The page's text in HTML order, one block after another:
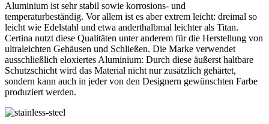
Aluminium ist sehr stabil sowie korrosions- und
temperaturbeständig. Vor allem ist es aber extrem leicht: dreimal so
leicht wie Edelstahl und etwa anderthalbmal leichter als Titan.
Certina nutzt diese Qualitäten unter anderem für die Herstellung von
ultraleichten Gehäusen und Schließen. Die Marke verwendet
ausschließlich eloxiertes Aluminium: Durch diese äußerst haltbare
Schutzschicht wird das Material nicht nur zusätzlich gehärtet,
sondern kann auch in jeder von den Designern gewünschten Farbe
produziert werden.